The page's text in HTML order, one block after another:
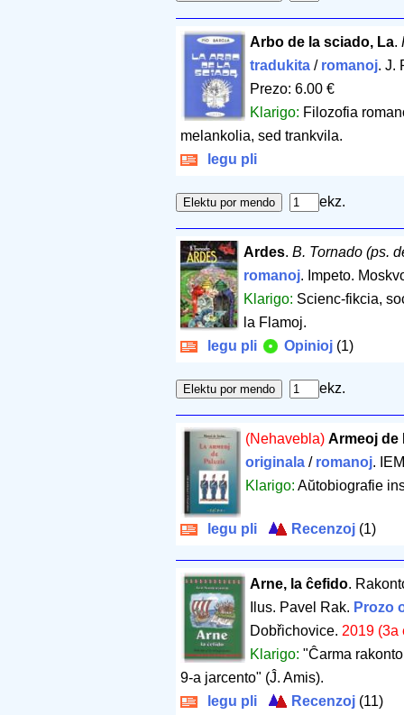
Arbo de la sciado, La.
tradukita/ romanoj. J.
Prezo: 6.00 €
Klarigo: Filozofia
melankolia, sed trankvila.
legu pli
ekz.
Ardes. B. Tornado (ps.
romanoj. Impeto.
Klarigo: Scienc-fikcia,
la Flamoj.
legu pli
Opinioj (1)
ekz.
(Nehavebla) Armeoj de
originala / romanoj.
Klarigo:Aŭtobiografie
legu pli Recenzoj (1)
Arne, la ĉefido.
Ilus. Pavel Rak. Prozo
Dobřichovice. 2019 (3a
Klarigo: "Ĉarma
9-a jarcento" (Ĵ. Amis).
legu pli
Recenzoj (11)